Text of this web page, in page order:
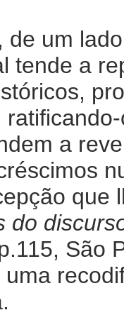
de um
tende a
a
que
do
São